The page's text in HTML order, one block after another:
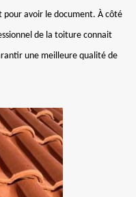
pour avoir le document. À côté
de la toiture connait
une meilleure qualité de